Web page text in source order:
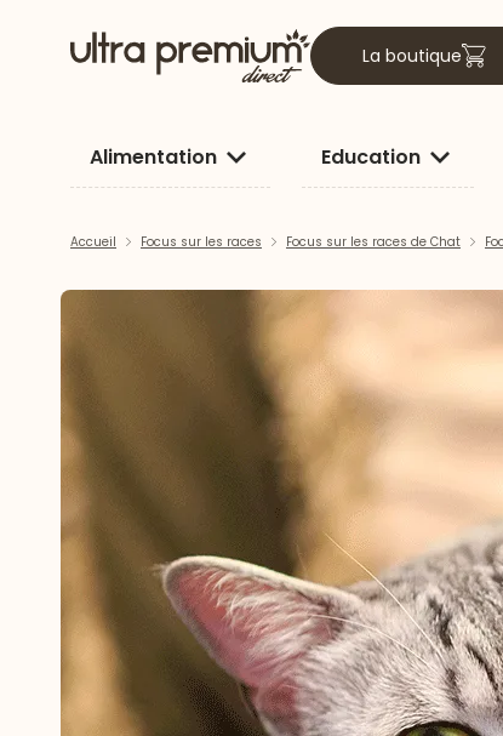
La boutique
Alimentation Education
Accueil Focus sur les races Focus sur les races de Chat